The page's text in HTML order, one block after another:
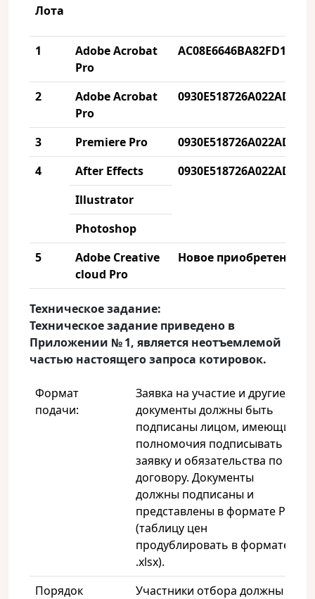
Лота
1
Adobe Acrobat
Pro
AC08E6646BA82FD1CF5A
2
Adobe Acrobat
Pro
0930E518726A022AD
3 Premiere Pro 0930E518726A022AD
4
After Effects 0930E518726A022AD
Illustrator
Photoshop
5
Adobe Creative
cloud Pro
Новое приобретение
Техническое задание:
Техническое задание приведено в
Приложении № 1, является неотъемлемой
частью настоящего запроса котировок.
Формат
подачи:
Заявка на участие и другие
документы должны быть
подписаны лицом, имеющим
полномочия подписывать
заявку и обязательства по
договору. Документы
должны подписаны и
представлены в формате PDF
(таблицу цен
продублировать в формате
.xlsx).
Порядок
Участники отбора должны